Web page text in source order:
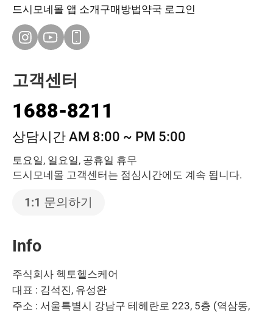
드시모네몰 앱 소개구매방법약국 로그인
고객센터
1688-8211
상담시간 AM 8:00 ~ PM 5:00
토요일, 일요일, 공휴일 휴무
드시모네몰 고객센터는 점심시간에도 계속 됩니다.
1:1 문의하기
Info
주식회사 헥토헬스케어
대표 : 김석진, 유성완
주소 : 서울특별시 강남구 테헤란로 223, 5층 (역삼동,